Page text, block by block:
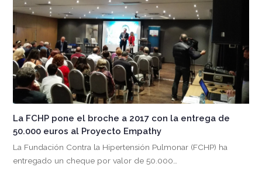
La FCHP pone el broche a 2017 con la entrega de
50.000 euros al Proyecto Empathy
La Fundación Contra la Hipertensión Pulmonar (FCHP) ha
entregado un cheque por valor de 50.000…